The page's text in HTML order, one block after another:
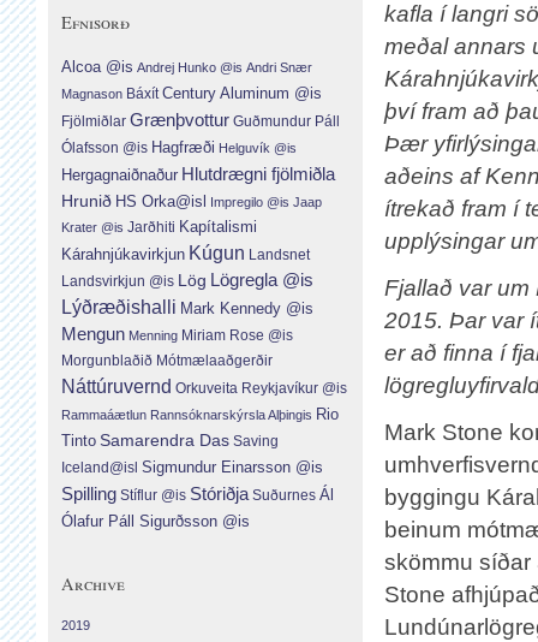
kafla í langri
meðal annars
því fram að
Þær
aðeins af
ítrekað fram í
upplýsingar
Fjallað var
2015. Þar var
er að finna í
Mark Stone
byggingu
beinum
skömmu síðar
Stone
Efnisorð
Alcoa @is Andrej Hunko @is Andri Snær
Magnason Báxít Century Aluminum @is
Fjölmiðlar Grænþvottur Guðmundur Páll
Ólafsson @is Hagfræði Helguvík @is
Hergagnaiðnaður Hlutdrægni fjölmiðla
Hrunið HS Orka@isl Impregilo @is Jaap
Krater @is Jarðhiti Kapítalismi
Kárahnjúkavirkjun Kúgun Landsnet
Landsvirkjun @is Lög Lögregla @is
Lýðræðishalli Mark Kennedy @is
Mengun Menning Miriam Rose @is
Morgunblaðið Mótmælaaðgerðir
Náttúruvernd Orkuveita Reykjavíkur @is
Rammaáætlun Rannsóknarskýrsla Alþingis Rio
Tinto Samarendra Das Saving
Iceland@isl Sigmundur Einarsson @is
Spilling Stíflur @is Stóriðja Suðurnes Ál
Ólafur Páll Sigurðsson @is
Archive
2019